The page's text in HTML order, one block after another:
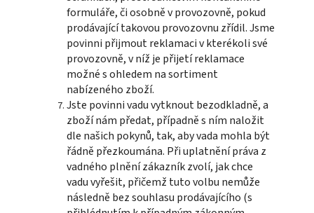
formuláře, či osobně v provozovně, pokud
prodávající takovou provozovnu zřídil. Jsme
povinni přijmout reklamaci v kterékoli své
provozovně, v níž je přijetí reklamace
možné s ohledem na sortiment
nabízeného zboží.
Jste povinni vadu vytknout bezodkladně, a
zboží nám předat, případně s ním naložit
dle našich pokynů, tak, aby vada mohla být
řádně přezkoumána. Při uplatnění práva z
vadného plnění zákazník zvolí, jak chce
vadu vyřešit, přičemž tuto volbu nemůže
následně bez souhlasu prodávajícího (s